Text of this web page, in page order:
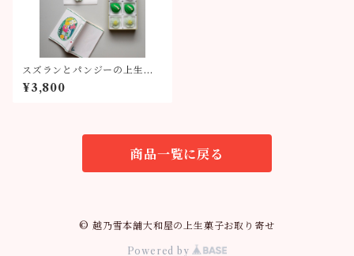
スズランとパンジーの上生菓
子・オリジナル懐紙セット
¥3,800
商品一覧に戻る
© 越乃雪本舗大和屋の上生菓子お取り寄せ
Powered by